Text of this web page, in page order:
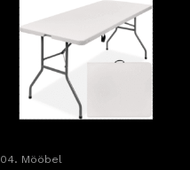
04. Mööbel